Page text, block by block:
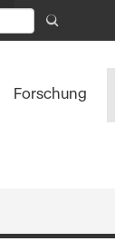
Forschung